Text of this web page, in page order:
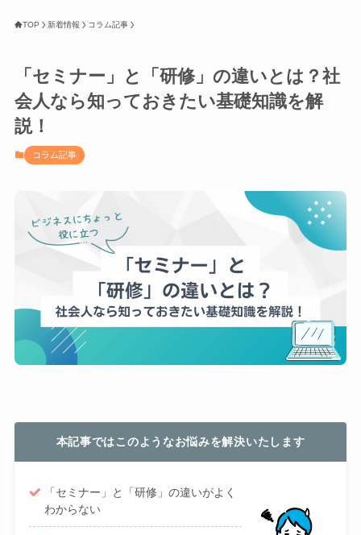
TOP 新着情報 コラム記事
「セミナー」と「研修」の違いとは？社
会人なら知っておきたい基礎知識を解
説！
コラム記事
本記事ではこのようなお悩みを解決いたします
「セミナー」と「研修」の違いがよく
わからない